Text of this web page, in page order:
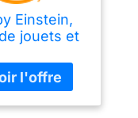
Einstein,
jouets et
pour le
formes et